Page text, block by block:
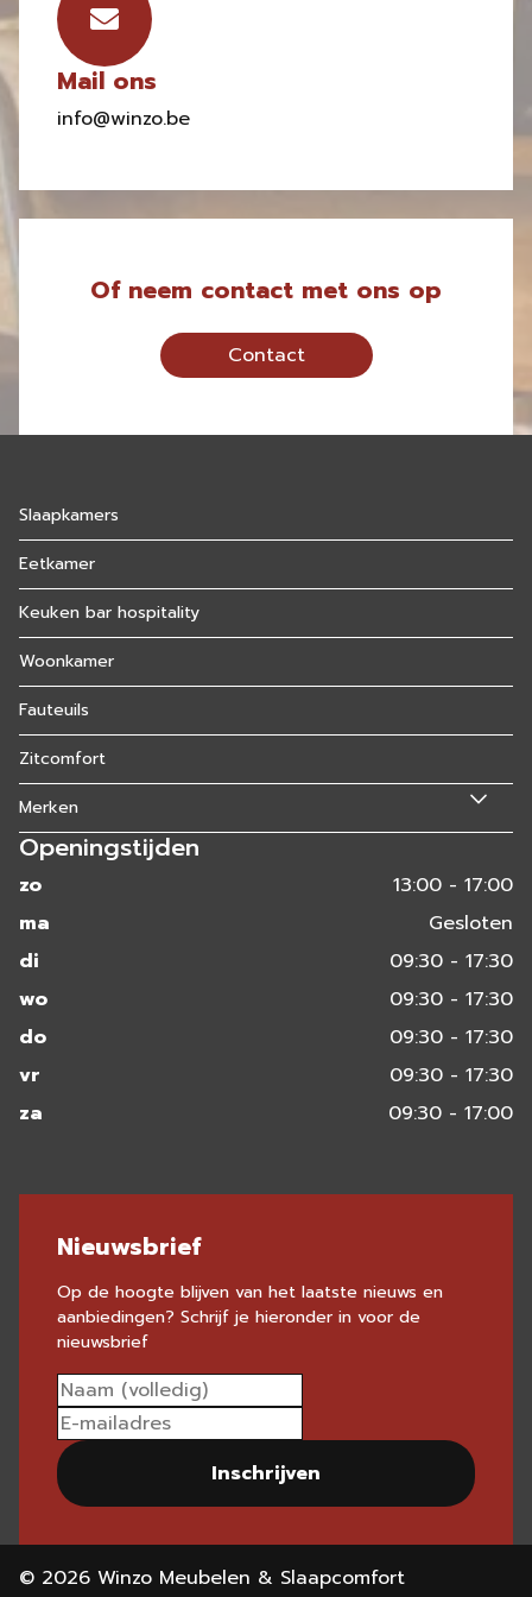
Mail ons
info@winzo.be
Of neem contact met ons op
Contact
Slaapkamers
Eetkamer
Keuken bar hospitality
Woonkamer
Fauteuils
Zitcomfort
Merken
Openingstijden
zo
13:00 - 17:00
ma
Gesloten
di
09:30 - 17:30
wo
09:30 - 17:30
do
09:30 - 17:30
vr
09:30 - 17:30
za
09:30 - 17:00
Nieuwsbrief
Op de hoogte blijven van het laatste nieuws en
aanbiedingen? Schrijf je hieronder in voor de
nieuwsbrief
Inschrijven
© 2026 Winzo Meubelen & Slaapcomfort